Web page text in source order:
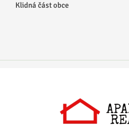
Klidná část obce